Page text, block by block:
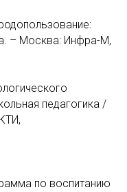
– Москва: Инфра-М,
педагогика /
по воспитанию